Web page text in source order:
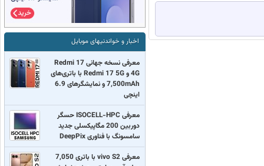
اخبار و خواندنیهای موبایل
معرفی نسخه جهانی Redmi 17
4G و Redmi 17 5G با باتری‌های
7,500mAh و نمایشگرهای 6.9
اینچی
معرفی ISOCELL-HPC حسگر
دوربین 200 مگاپیکسلی جدید
سامسونگ با فناوری DeepPix
معرفی vivo S2 با باتری 7,050